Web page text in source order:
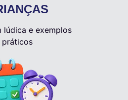
lúdica e exemplos
práticos